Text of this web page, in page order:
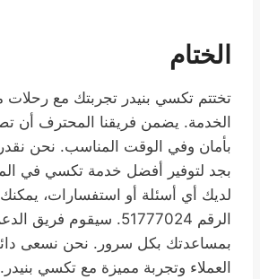
الختام
تختتم تكسي بنيدر تجربتك مع رحلات
الخدمة. يضمن فريقنا المحترف أن
بأمان وفي الوقت المناسب. نحن
بجد لتوفير أفضل خدمة تكسي في
لديك أي أسئلة أو استفسارات، يمكنك
الرقم 51777024. سيقوم فريق
بمساعدتك بكل سرور. نحن نسعى
العملاء وتجربة مميزة مع تكسي